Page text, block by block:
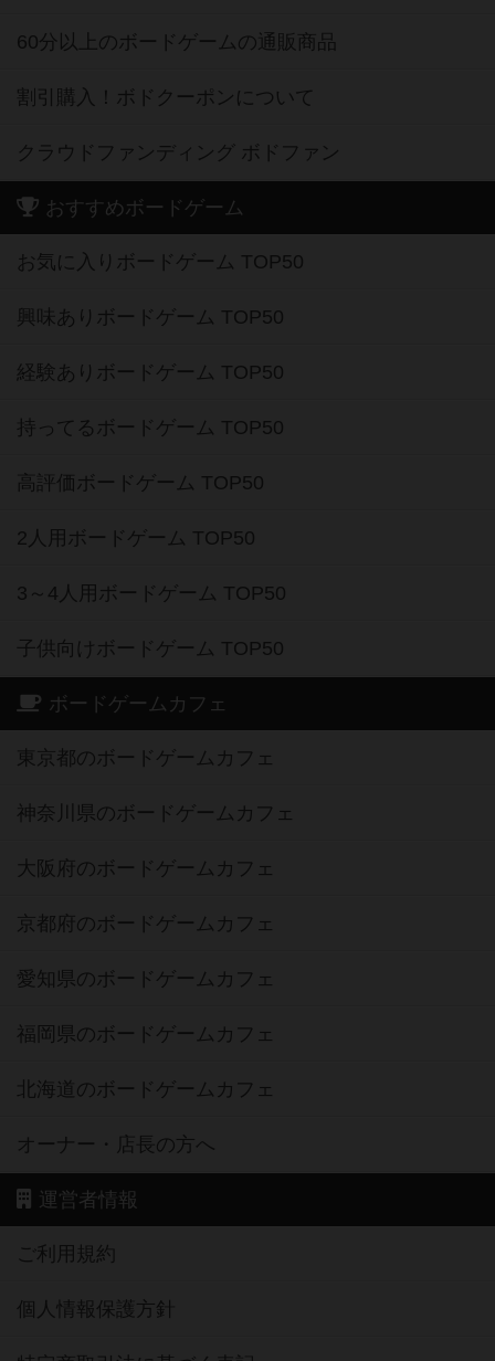
60分以上のボードゲームの通販商品
割引購入！ボドクーポンについて
クラウドファンディング ボドファン
おすすめボードゲーム
お気に入りボードゲーム TOP50
興味ありボードゲーム TOP50
経験ありボードゲーム TOP50
持ってるボードゲーム TOP50
高評価ボードゲーム TOP50
2人用ボードゲーム TOP50
3～4人用ボードゲーム TOP50
子供向けボードゲーム TOP50
ボードゲームカフェ
東京都のボードゲームカフェ
神奈川県のボードゲームカフェ
大阪府のボードゲームカフェ
京都府のボードゲームカフェ
愛知県のボードゲームカフェ
福岡県のボードゲームカフェ
北海道のボードゲームカフェ
オーナー・店長の方へ
運営者情報
ご利用規約
個人情報保護方針